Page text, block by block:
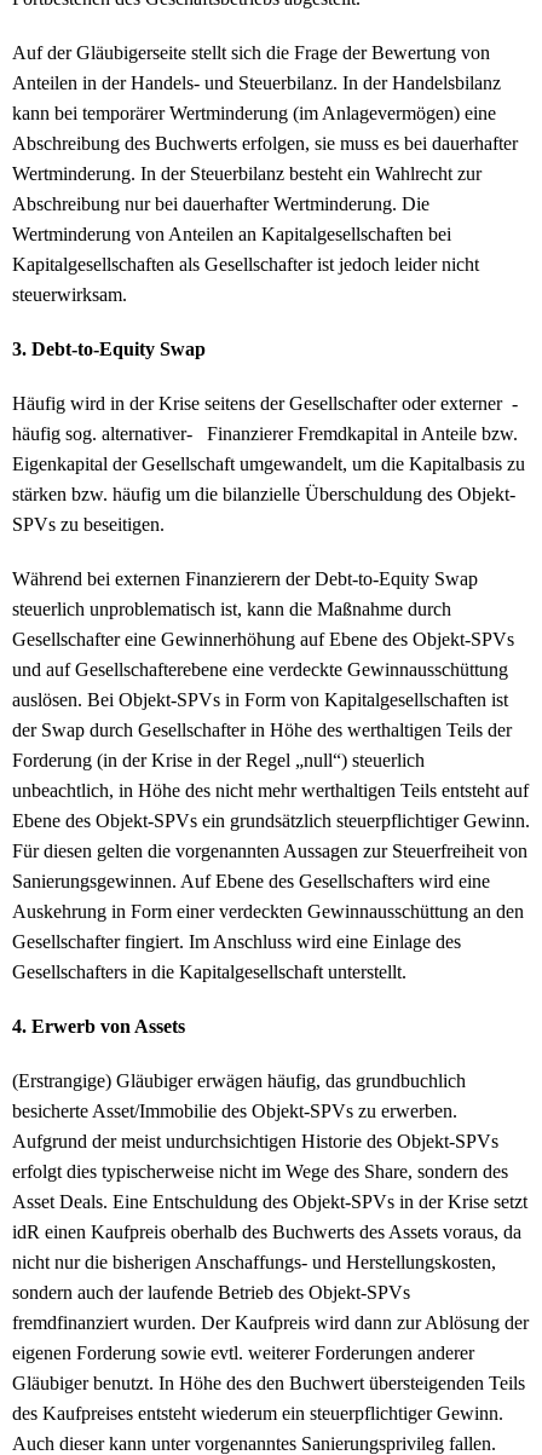
Auf der Gläubigerseite stellt sich die Frage der Bewertung von
Anteilen in der Handels- und Steuerbilanz. In der Handelsbilanz
kann bei temporärer Wertminderung (im Anlagevermögen) eine
Abschreibung des Buchwerts erfolgen, sie muss es bei dauerhafter
Wertminderung. In der Steuerbilanz besteht ein Wahlrecht zur
Abschreibung nur bei dauerhafter Wertminderung. Die
Wertminderung von Anteilen an Kapitalgesellschaften bei
Kapitalgesellschaften als Gesellschafter ist jedoch leider nicht
steuerwirksam.
3. Debt-to-Equity Swap
Häufig wird in der Krise seitens der Gesellschafter oder externer -
häufig sog. alternativer- Finanzierer Fremdkapital in Anteile bzw.
Eigenkapital der Gesellschaft umgewandelt, um die Kapitalbasis zu
stärken bzw. häufig um die bilanzielle Überschuldung des Objekt-
SPVs zu beseitigen.
Während bei externen Finanzierern der Debt-to-Equity Swap
steuerlich unproblematisch ist, kann die Maßnahme durch
Gesellschafter eine Gewinnerhöhung auf Ebene des Objekt-SPVs
und auf Gesellschafterebene eine verdeckte Gewinnausschüttung
auslösen. Bei Objekt-SPVs in Form von Kapitalgesellschaften ist
der Swap durch Gesellschafter in Höhe des werthaltigen Teils der
Forderung (in der Krise in der Regel „null“) steuerlich
unbeachtlich, in Höhe des nicht mehr werthaltigen Teils entsteht auf
Ebene des Objekt-SPVs ein grundsätzlich steuerpflichtiger Gewinn.
Für diesen gelten die vorgenannten Aussagen zur Steuerfreiheit von
Sanierungsgewinnen. Auf Ebene des Gesellschafters wird eine
Auskehrung in Form einer verdeckten Gewinnausschüttung an den
Gesellschafter fingiert. Im Anschluss wird eine Einlage des
Gesellschafters in die Kapitalgesellschaft unterstellt.
4. Erwerb von Assets
(Erstrangige) Gläubiger erwägen häufig, das grundbuchlich
besicherte Asset/Immobilie des Objekt-SPVs zu erwerben.
Aufgrund der meist undurchsichtigen Historie des Objekt-SPVs
erfolgt dies typischerweise nicht im Wege des Share, sondern des
Asset Deals. Eine Entschuldung des Objekt-SPVs in der Krise setzt
idR einen Kaufpreis oberhalb des Buchwerts des Assets voraus, da
nicht nur die bisherigen Anschaffungs- und Herstellungskosten,
sondern auch der laufende Betrieb des Objekt-SPVs
fremdfinanziert wurden. Der Kaufpreis wird dann zur Ablösung der
eigenen Forderung sowie evtl. weiterer Forderungen anderer
Gläubiger benutzt. In Höhe des den Buchwert übersteigenden Teils
des Kaufpreises entsteht wiederum ein steuerpflichtiger Gewinn.
Auch dieser kann unter vorgenanntes Sanierungsprivileg fallen.